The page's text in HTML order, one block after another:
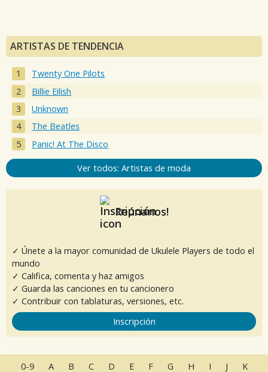
ARTISTAS DE TENDENCIA
Twenty One Pilots
Billie Eilish
Unknown
The Beatles
Panic! At The Disco
Ver todos: Artistas de moda
Reúnanos!
✓ Únete a la mayor comunidad de Ukulele Players de todo el
mundo
✓ Califica, comenta y haz amigos
✓ Guarda las canciones en tu cancionero
✓ Contribuir con tablaturas, versiones, etc.
Inscripción
0-9 A B C D E F G H I J K